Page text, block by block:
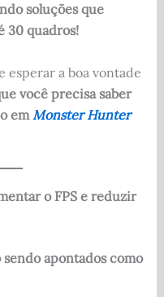
soluções que
30 quadros!
esperar a boa vontade
você precisa saber
emMonster Hunter
o FPS e reduzir
apontados como